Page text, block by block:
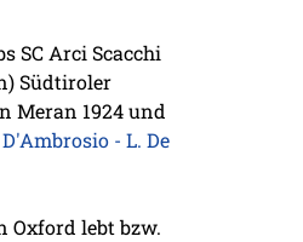
SC Arci Scacchi
Südtiroler
Meran 1924 und
- L. De
Oxford lebt bzw.